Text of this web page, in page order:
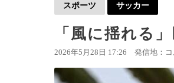
スポーツ サッカー
「風に揺れる
2026年5月28日 17:26 発信地：